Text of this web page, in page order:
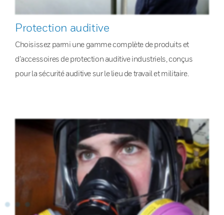
Protection auditive
Choisissez parmi une gamme complète de produits et
d’accessoires de protection auditive industriels, conçus
pour la sécurité auditive sur le lieu de travail et militaire.